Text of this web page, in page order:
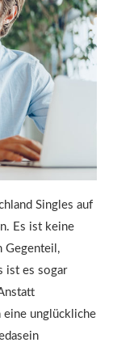
Singles auf
Es ist keine
Gegenteil,
ist es sogar
eine unglückliche